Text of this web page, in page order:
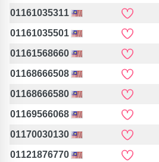
01161035311
01161035501
01161568660
01168666508
01168666580
01169566068
01170030130
01121876770